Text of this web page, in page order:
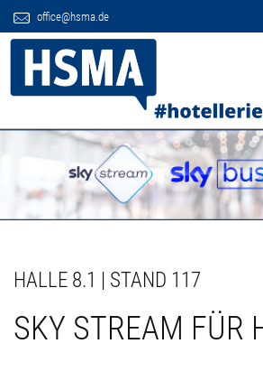
office@hsma.de
HALLE 8.1 | STAND 117
SKY STREAM FÜR